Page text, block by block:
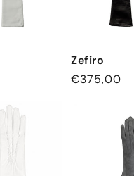
Zefiro
通
€375,00